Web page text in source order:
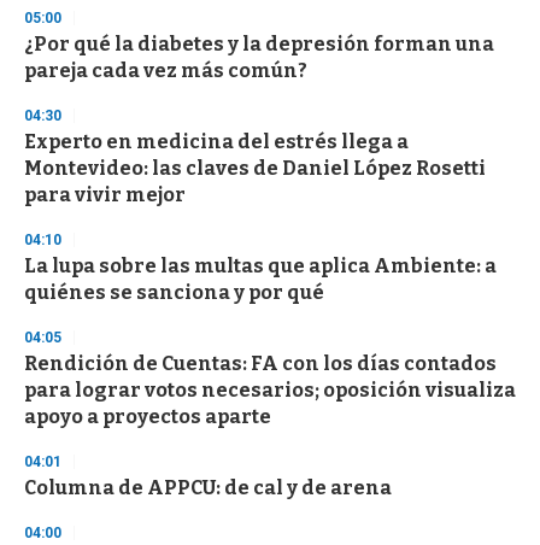
d
s
o
f
3
s
e
c
o
d
s
05:00
¿Por qué la diabetes y la depresión forman una
pareja cada vez más común?
04:30
Experto en medicina del estrés llega a
Montevideo: las claves de Daniel López Rosetti
para vivir mejor
04:10
La lupa sobre las multas que aplica Ambiente: a
quiénes se sanciona y por qué
04:05
Rendición de Cuentas: FA con los días contados
para lograr votos necesarios; oposición visualiza
apoyo a proyectos aparte
04:01
Columna de APPCU: de cal y de arena
04:00